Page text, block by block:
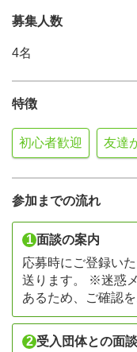
募集人数
4名
特徴
初心者歓迎 友達
参加までの流れ
1 面談の案内
応募時にご登録い
送ります。 ※迷惑
あるため、ご確認
2 受入団体との面談